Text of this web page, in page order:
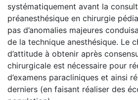
systématiquement avant la
préanesthésique en chirurgie
pas d’anomalies majeures
de la technique anesthésique. Le
d’attitude à obtenir après
chirurgicale est nécessaire pour
d’examens paracliniques et ainsi
derniers (en faisant réaliser des